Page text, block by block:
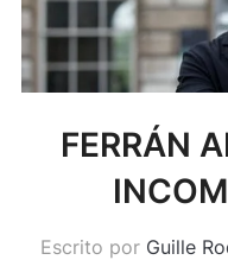
FERRÁN
Escrito por Guille